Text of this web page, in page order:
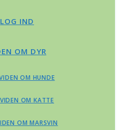
LOG IND
OM DYR
OM HUNDE
VIDEN OM KATTE
OM MARSVIN